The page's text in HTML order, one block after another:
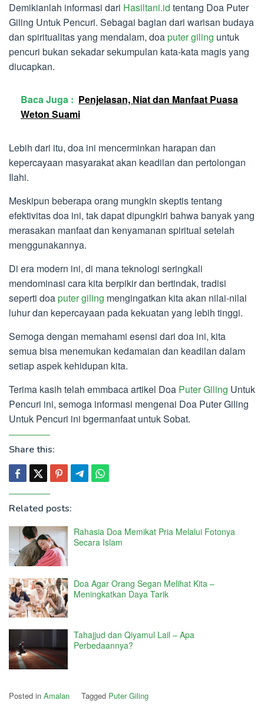
Demikianlah informasi dari Hasiltani.id tentang Doa Puter
Giling Untuk Pencuri. Sebagai bagian dari warisan budaya
dan spiritualitas yang mendalam, doaputer giling untuk
pencuri bukan sekadar sekumpulan kata-kata magis yang
diucapkan.
Baca Juga : Penjelasan, Niat dan Manfaat Puasa
Weton Suami
Lebih dari itu, doa ini mencerminkan harapan dan
kepercayaan masyarakat akan keadilan dan pertolongan
Ilahi.
Meskipun beberapa orang mungkin skeptis tentang
efektivitas doa ini, tak dapat dipungkiri bahwa banyak yang
merasakan manfaat dan kenyamanan spiritual setelah
menggunakannya.
Di era modern ini, di mana teknologi seringkali
mendominasi cara kita berpikir dan bertindak, tradisi
seperti doaputer giling mengingatkan kita akan nilai-nilai
luhur dan kepercayaan pada kekuatan yang lebih tinggi.
Semoga dengan memahami esensi dari doa ini, kita
semua bisa menemukan kedamaian dan keadilan dalam
setiap aspek kehidupan kita.
Terima kasih telah emmbaca artikel Doa Puter Giling Untuk
Pencuri ini, semoga informasi mengenai Doa Puter Giling
Untuk Pencuri ini bgermanfaat untuk Sobat.
Share this:
Related posts:
Rahasia Doa Memikat Pria Melalui Fotonya
Secara Islam
Doa Agar Orang Segan Melihat Kita –
Meningkatkan Daya Tarik
Tahajjud dan Qiyamul Lail – Apa
Perbedaannya?
Posted in Amalan Tagged Puter Giling